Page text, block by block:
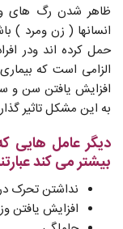
ظاهر شدن رگ های
انسانها ( زن ومرد )
حمل کرده اند ودر
الزامی است که
افزایش یافتن سن و
به این مشکل تاثیر
دیگر عامل هایی
بیشتر می کند
نداشتن تحرک
افزایش یافتن